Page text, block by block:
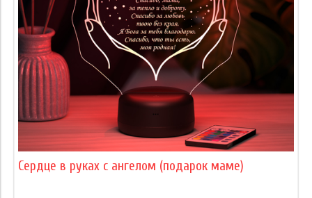
Сердце в руках с ангелом (подарок маме)